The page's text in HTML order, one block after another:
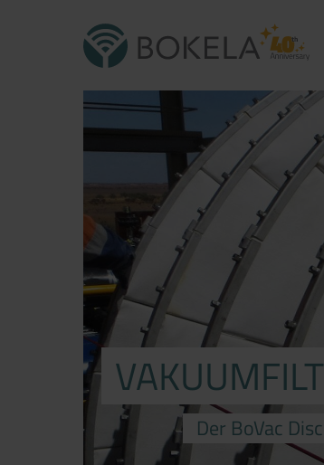
Der BoVac